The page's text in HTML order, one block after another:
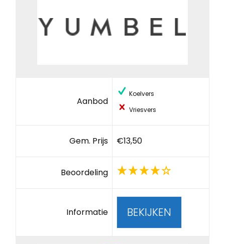
Aanbod
Koelvers
Vriesvers
Gem. Prijs €13,50
Beoordeling
Informatie BEKIJKEN